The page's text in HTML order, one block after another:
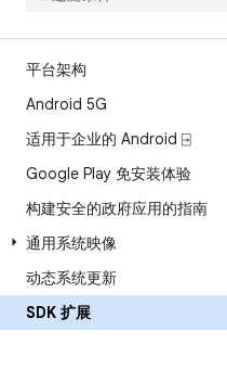
平台架构
Android 5G
适用于企业的 Android ⍈
Google Play 免安装体验
构建安全的政府应用的指南
通用系统映像
动态系统更新
SDK 扩展